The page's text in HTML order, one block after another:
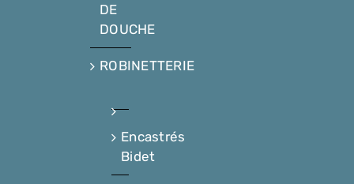
DE
DOUCHE
ROBINETTERIE
Encastrés
Bidet